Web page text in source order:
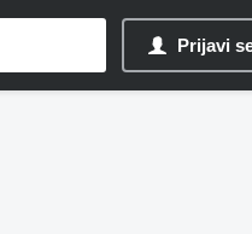
Prijavi